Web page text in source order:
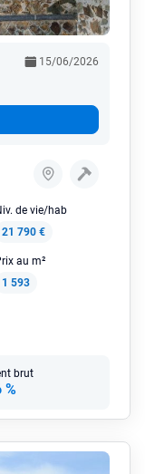
15/06/2026
de vie/hab
21 790 €
au m²
1 593
brut
%